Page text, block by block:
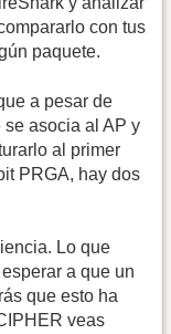
con tus
paquete.
a pesar de
asocia al AP y
al primer
PRGA, hay dos
Lo que
a que un
que esto ha
veas